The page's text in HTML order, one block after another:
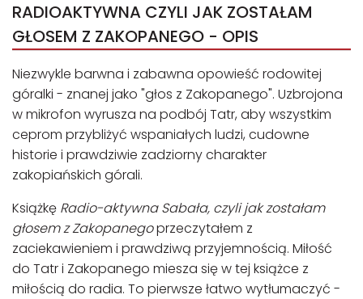
RADIOAKTYWNA CZYLI JAK ZOSTAŁAM
GŁOSEM Z ZAKOPANEGO - OPIS
Niezwykle barwna i zabawna opowieść rodowitej
góralki - znanej jako "głos z Zakopanego". Uzbrojona
w mikrofon wyrusza na podbój Tatr, aby wszystkim
ceprom przybliżyć wspaniałych ludzi, cudowne
historie i prawdziwie zadziorny charakter
zakopiańskich górali.
Książkę Radio-aktywna Sabała, czyli jak zostałam
głosem z Zakopanegoprzeczytałem z
zaciekawieniem i prawdziwą przyjemnością. Miłość
do Tatr i Zakopanego miesza się w tej książce z
miłością do radia. To pierwsze łatwo wytłumaczyć -